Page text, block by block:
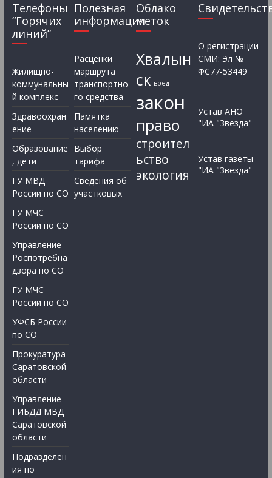
Телефоны
“Горячих
линий”
Жилищно-
коммунальны
й комплекс
Здравоохран
ение
Образование
, дети
ГУ МВД
России по СО
ГУ МЧС
России по СО
Управление
Роспотребна
дзора по СО
ГУ МЧС
России по СО
УФСБ России
по СО
Прокуратура
Саратовской
области
Управление
ГИБДД МВД
Саратовской
области
Подразделен
ия по
Полезная
информация
Расценки
маршрута
транспортно
го средства
Памятка
населению
Выбор
тарифа
Сведения об
участковых
Облако
меток
Хвалын
ск вред
закон
право
строител
ьство
экология
О регистрации
СМИ: Эл №
ФС77-53449
Устав АНО
"ИА "Звезда"
Устав газеты
"ИА "Звезда"